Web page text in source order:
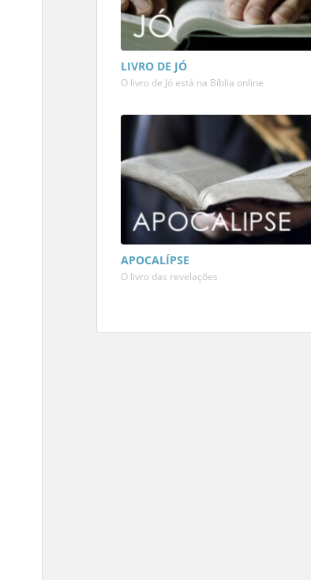
LIVRO DE JÓ
O livro de Jó está na Bíblia online
APOCALÍPSE
O livro das revelações